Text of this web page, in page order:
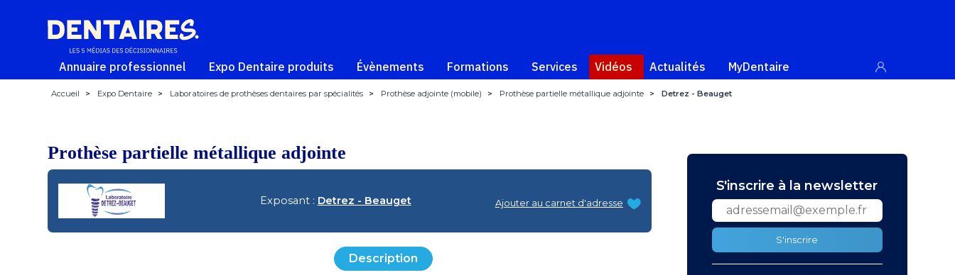
Annuaire professionnel Expo Dentaire produits Évènements Formations Services Vidéos Actualités MyDentaire
Accueil > Expo Dentaire > Laboratoires de prothèses dentaires par spécialités > Prothèse adjointe (mobile) > Prothèse partielle métallique adjointe > Detrez - Beauget
Prothèse partielle métallique adjointe
Exposant : Detrez - Beauget Ajouter au carnet d'adresse
Description
S'inscrire à la newsletter
S'inscrire